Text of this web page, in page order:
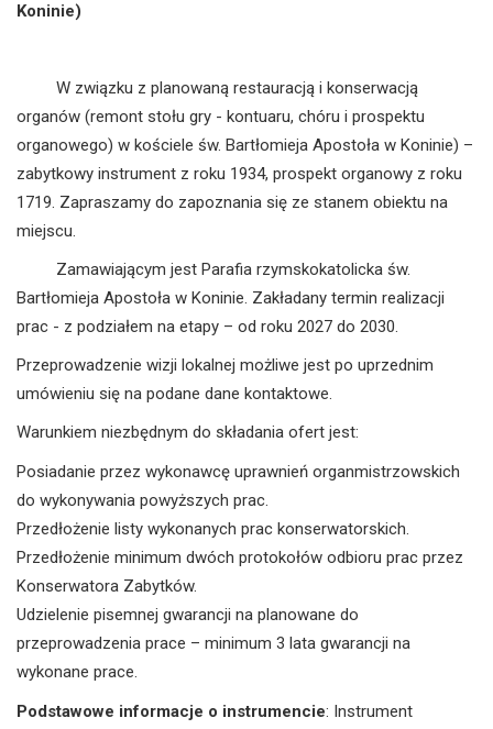
Koninie)
W związku z planowaną restauracją i konserwacją
organów (remont stołu gry - kontuaru, chóru i prospektu
organowego) w kościele św. Bartłomieja Apostoła w Koninie) –
zabytkowy instrument z roku 1934, prospekt organowy z roku
1719. Zapraszamy do zapoznania się ze stanem obiektu na
miejscu.
Zamawiającym jest Parafia rzymskokatolicka św.
Bartłomieja Apostoła w Koninie. Zakładany termin realizacji
prac - z podziałem na etapy – od roku 2027 do 2030.
Przeprowadzenie wizji lokalnej możliwe jest po uprzednim
umówieniu się na podane dane kontaktowe.
Warunkiem niezbędnym do składania ofert jest:
Posiadanie przez wykonawcę uprawnień organmistrzowskich
do wykonywania powyższych prac.
Przedłożenie listy wykonanych prac konserwatorskich.
Przedłożenie minimum dwóch protokołów odbioru prac przez
Konserwatora Zabytków.
Udzielenie pisemnej gwarancji na planowane do
przeprowadzenia prace – minimum 3 lata gwarancji na
wykonane prace.
Podstawowe informacje o instrumencie: Instrument